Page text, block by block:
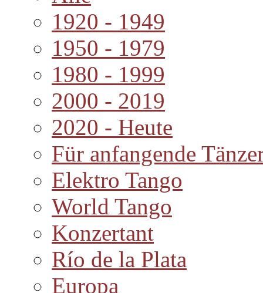
1920 - 1949
1950 - 1979
1980 - 1999
2000 - 2019
2020 - Heute
Für anfangende
Elektro Tango
World Tango
Konzertant
Río de la Plata
Europa